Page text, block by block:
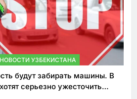
НОВОСТИ УЗБЕКИСТАНА
будут забирать машины. В
серьезно ужесточить